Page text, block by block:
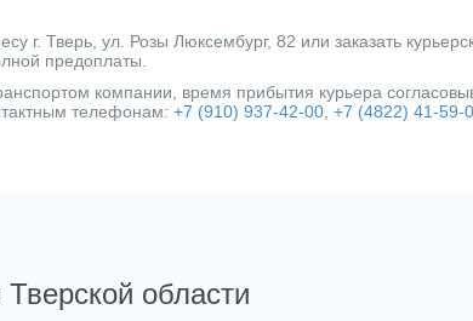
г. Тверь, ул. Розы Люксембург, 82 или заказать
предоплаты.
компании, время прибытия курьера
телефонам:+7 (910) 937-42-00 ,+7 (4822) 41-59-
области